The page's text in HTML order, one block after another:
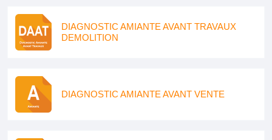
DIAGNOSTIC AMIANTE AVANT TRAVAUX
DEMOLITION
DIAGNOSTIC AMIANTE AVANT VENTE